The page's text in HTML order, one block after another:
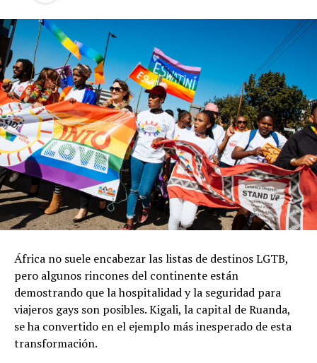
África no suele encabezar las listas de destinos LGTB,
pero algunos rincones del continente están
demostrando que la hospitalidad y la seguridad para
viajeros gays son posibles. Kigali, la capital de Ruanda,
se ha convertido en el ejemplo más inesperado de esta
transformación.